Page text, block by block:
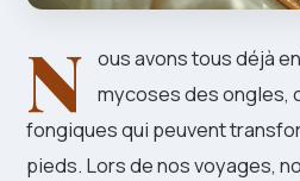
N ous avons tous déjà
mycoses des ongles,
fongiques qui peuvent
pieds. Lors de nos voyages,